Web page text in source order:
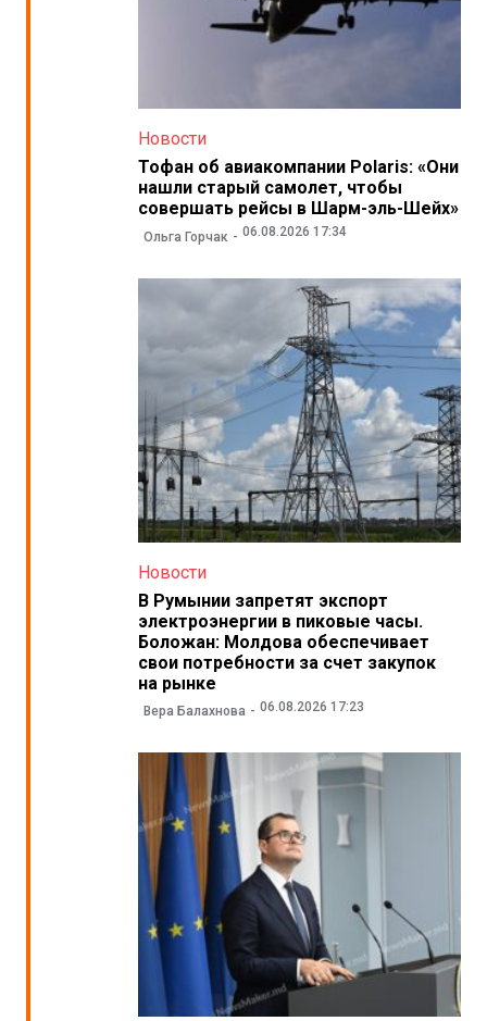
Новости
Тофан об авиакомпании Polaris: «Они
нашли старый самолет, чтобы
совершать рейсы в Шарм-эль-Шейх»
Ольга Горчак 06.08.2026 17:34
Новости
В Румынии запретят экспорт
электроэнергии в пиковые часы.
Боложан: Молдова обеспечивает
свои потребности за счет закупок
на рынке
Вера Балахнова 06.08.2026 17:23